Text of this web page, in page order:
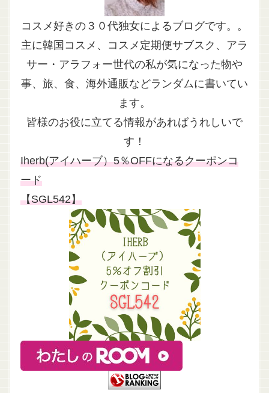
コスメ好きの３０代独女によるブログです。。
主に韓国コスメ、コスメ定期便サブスク、アラ
サー・アラフォー世代の私が気になった物や
事、旅、食、海外通販などランダムに書いてい
ます。
皆様のお役に立てる情報があればうれしいで
す！
Iherb(アイハーブ）5％OFFになるクーポンコ
ード
【SGL542】